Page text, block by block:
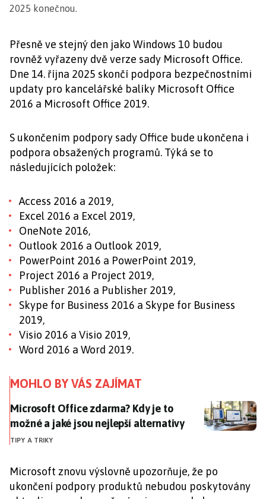
2025 konečnou.
Přesně ve stejný den jako Windows 10 budou
rovněž vyřazeny dvě verze sady Microsoft Office.
Dne 14. října 2025 skončí podpora bezpečnostními
updaty pro kancelářské balíky Microsoft Office
2016 a Microsoft Office 2019.
S ukončením podpory sady Office bude ukončena i
podpora obsažených programů. Týká se to
následujících položek:
Access 2016 a 2019,
Excel 2016 a Excel 2019,
OneNote 2016,
Outlook 2016 a Outlook 2019,
PowerPoint 2016 a PowerPoint 2019,
Project 2016 a Project 2019,
Publisher 2016 a Publisher 2019,
Skype for Business 2016 a Skype for Business
2019,
Visio 2016 a Visio 2019,
Word 2016 a Word 2019.
MOHLO BY VÁS ZAJÍMAT
Microsoft Office zdarma? Kdy je to možné a jaké
Microsoft Office zdarma? Kdy je to
možné a jaké jsou nejlepší alternativy
TIPY A TRIKY
Microsoft znovu výslovně upozorňuje, že po
ukončení podpory produktů nebudou poskytovány